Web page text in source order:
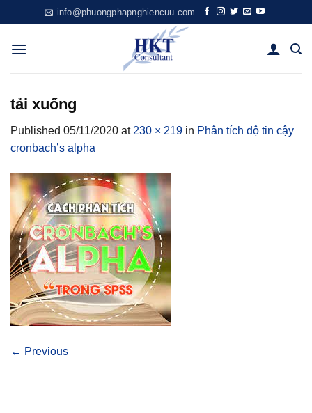
to
content
info@phuongphapnghiencuu.com
tải xuống
Published 05/11/2020 at 230 × 219 in Phân tích độ tin cậy
cronbach’s alpha
← Previous